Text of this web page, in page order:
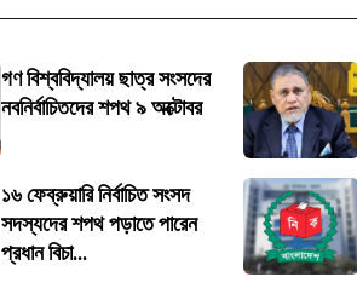
গণ বিশ্ববিদ্যালয় ছাত্র সংসদের
নবনির্বাচিতদের শপথ ৯ অক্টোবর
১৬ ফেব্রুয়ারি নির্বাচিত সংসদ
সদস্যদের শপথ পড়াতে পারেন
প্রধান বিচা...